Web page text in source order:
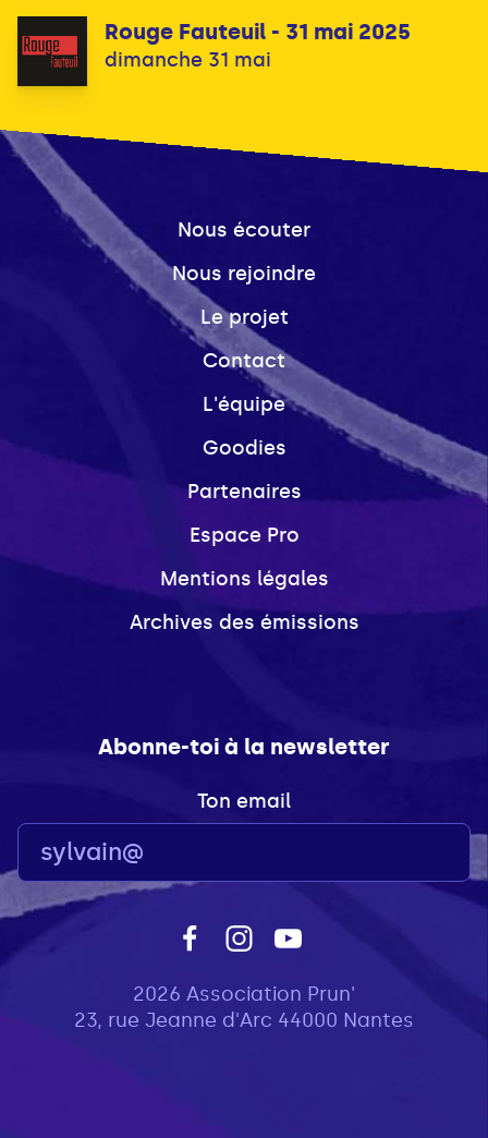
Rouge Fauteuil - 31 mai 2025
dimanche 31 mai
Nous écouter
Nous rejoindre
Le projet
Contact
L'équipe
Goodies
Partenaires
Espace Pro
Mentions légales
Archives des émissions
Abonne-toi à la newsletter
Ton email
2026 Association Prun'
23, rue Jeanne d'Arc 44000 Nantes